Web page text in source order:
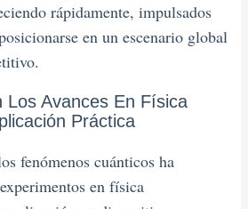
rápidamente, impulsados
en un escenario global
Los Avances En Física
Práctica
fenómenos cuánticos ha
en física